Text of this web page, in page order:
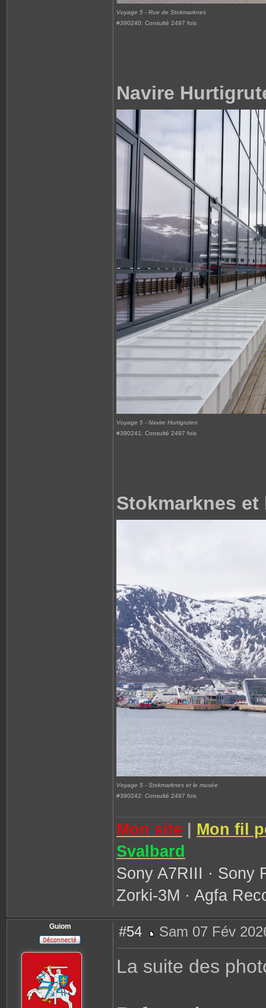
Voyage 5 - Rue de Stokmarknes
#390240: Consulté 2497 fois
Navire
Voyage 5 - Navire Hurtigruten
#390241: Consulté 2497 fois
Stokmarknes et
Voyage 5 - Stokmarknes et le musée
#390242: Consulté 2497 fois
Mon site
Mon fil
Svalbard
Sony A7RIII · Sony
Zorki-3M · Agfa
Guiom #54
e
Sam 07 Fév
La suite des